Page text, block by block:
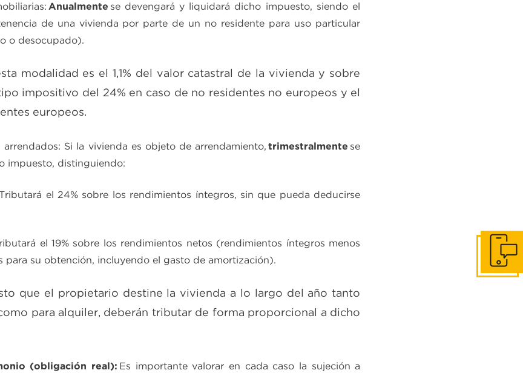
Anualmente se devengará y liquidará dicho impuesto, siendo el
de una vivienda por parte de un no residente para uso particular
o desocupado).
modalidad es el 1,1% del valor catastral de la vivienda y sobre
impositivo del 24% en caso de no residentes no europeos y el
europeos.
Si la vivienda es objeto de arrendamiento,trimestralmente se
impuesto, distinguiendo:
el 24% sobre los rendimientos íntegros, sin que pueda deducirse
el 19% sobre los rendimientos netos (rendimientos íntegros menos
para su obtención, incluyendo el gasto de amortización).
que el propietario destine la vivienda a lo largo del año tanto
para alquiler, deberán tributar de forma proporcional a dicho
(obligación real): Es importante valorar en cada caso la sujeción a